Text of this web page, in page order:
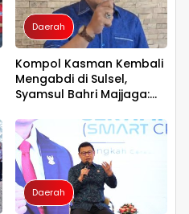
Daerah
Kompol Kasman Kembali
Mengabdi di Sulsel,
Syamsul Bahri Majjaga:
Dipercaya Memimpin
Daerah